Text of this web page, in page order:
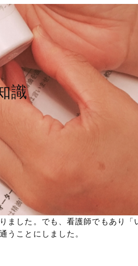
識
した。でも、看護師でもあり
うことにしました。